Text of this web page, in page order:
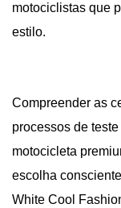
motociclistas que
estilo.
Compreender as
processos de
motocicleta
escolha
White Cool